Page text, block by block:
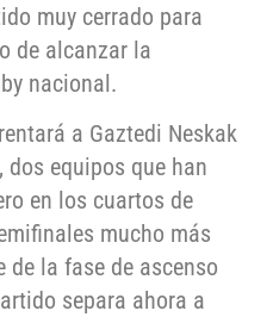
muy cerrado para
de alcanzar la
nacional.
a Gaztedi Neskak
dos equipos que han
en los cuartos de
mucho más
de la fase de ascenso
separa ahora a